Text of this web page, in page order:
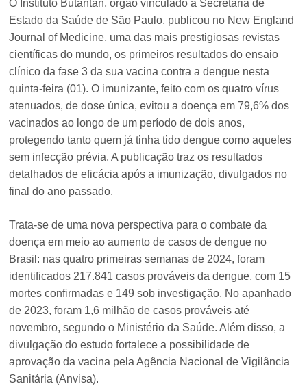
O Instituto Butantan, órgão vinculado à Secretaria de
Estado da Saúde de São Paulo, publicou no New England
Journal of Medicine, uma das mais prestigiosas revistas
científicas do mundo, os primeiros resultados do ensaio
clínico da fase 3 da sua vacina contra a dengue nesta
quinta-feira (01). O imunizante, feito com os quatro vírus
atenuados, de dose única, evitou a doença em 79,6% dos
vacinados ao longo de um período de dois anos,
protegendo tanto quem já tinha tido dengue como aqueles
sem infecção prévia. A publicação traz os resultados
detalhados de eficácia após a imunização, divulgados no
final do ano passado.
Trata-se de uma nova perspectiva para o combate da
doença em meio ao aumento de casos de dengue no
Brasil: nas quatro primeiras semanas de 2024, foram
identificados 217.841 casos prováveis da dengue, com 15
mortes confirmadas e 149 sob investigação. No apanhado
de 2023, foram 1,6 milhão de casos prováveis até
novembro, segundo o Ministério da Saúde. Além disso, a
divulgação do estudo fortalece a possibilidade de
aprovação da vacina pela Agência Nacional de Vigilância
Sanitária (Anvisa).